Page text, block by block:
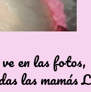
las fotos,